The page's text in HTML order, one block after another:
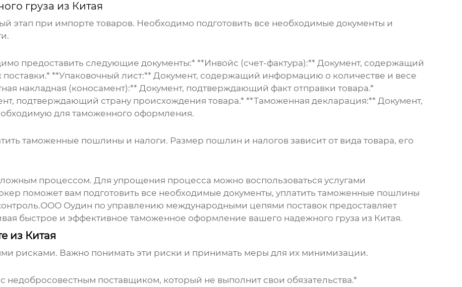
груза из Китая
этап при импорте товаров. Необходимо подготовить все необходимые документы и
предоставить следующие документы:* **Инвойс (счет-фактура):** Документ, содержащий
**Упаковочный лист:** Документ, содержащий информацию о количестве и весе
накладная (коносамент):** Документ, подтверждающий факт отправки товара.*
подтверждающий страну происхождения товара.* **Таможенная декларация:** Документ,
для таможенного оформления.
таможенные пошлины и налоги. Размер пошлин и налогов зависит от вида товара, его
процессом. Для упрощения процесса можно воспользоваться услугами
поможет вам подготовить все необходимые документы, уплатить таможенные пошлины
Оудин по управлению международными цепями поставок предоставляет
быстрое и эффективное таможенное оформление вашего надежного груза из Китая.
из Китая
рисками. Важно понимать эти риски и принимать меры для их минимизации.
недобросовестным поставщиком, который не выполнит свои обязательства.*